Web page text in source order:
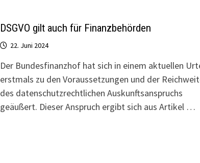
DSGVO gilt auch für Finanzbehörden
22. Juni 2024
Der Bundesfinanzhof hat sich in einem aktuellen
erstmals zu den Voraussetzungen und der
des datenschutzrechtlichen Auskunftsanspruchs
geäußert. Dieser Anspruch ergibt sich aus Artikel …